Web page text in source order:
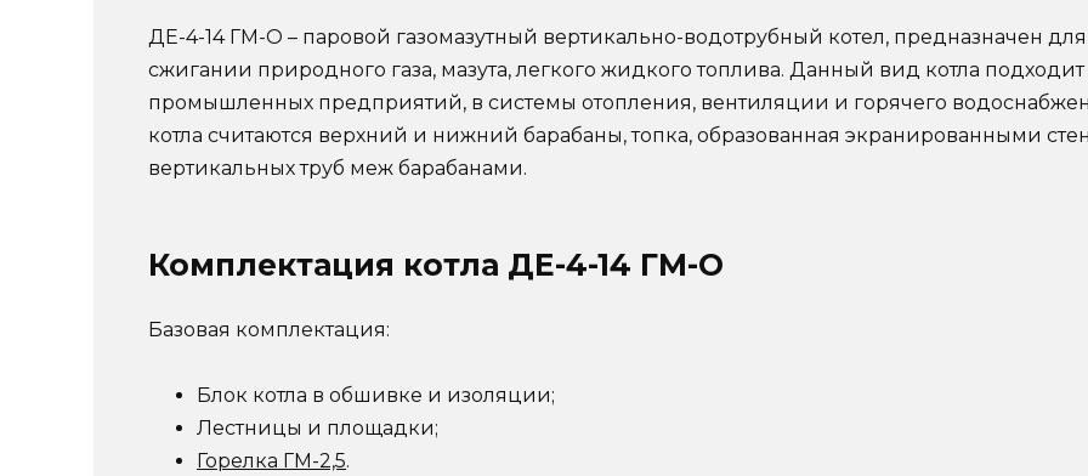
ДЕ-4-14 ГМ-О – паровой газомазутный вертикально-водотрубный котел, предназначен
сжигании природного газа, мазута, легкого жидкого топлива. Данный вид котла
промышленных предприятий, в системы отопления, вентиляции и горячего
котла считаются верхний и нижний барабаны, топка, образованная экранированными
вертикальных труб меж барабанами.
Комплектация котла ДЕ-4-14 ГМ-О
Базовая комплектация:
Блок котла в обшивке и изоляции;
Лестницы и площадки;
Горелка ГМ-2,5.